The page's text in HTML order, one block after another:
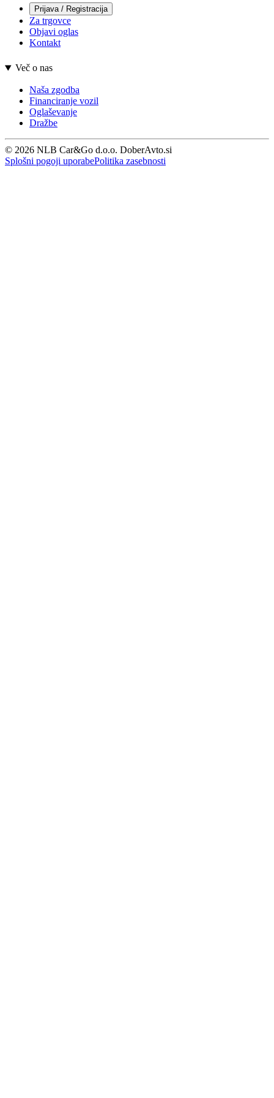
Prijava / Registracija
Za trgovce
Objavi oglas
Kontakt
Več o nas
Naša zgodba
Financiranje vozil
Oglaševanje
Dražbe
© 2026 NLB Car&Go d.o.o. DoberAvto.si
Splošni pogoji uporabePolitika zasebnosti